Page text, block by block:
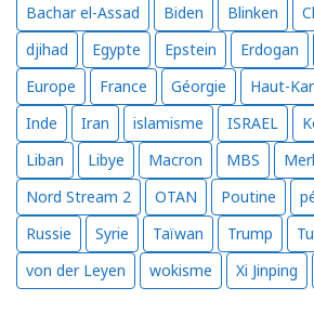
Bachar el-Assad
Biden Blinken
djihad
Egypte Epstein Erdogan
Europe
France Géorgie Haut-
Inde
Iran islamisme ISRAEL
Liban
Libye Macron MBS
Nord Stream 2
OTAN Poutine
Russie
Syrie Taïwan Trump
von der Leyen
wokisme Xi Jinping